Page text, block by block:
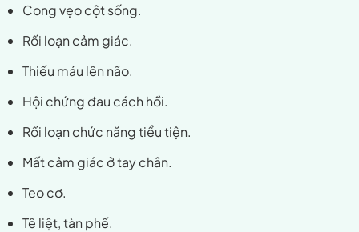
Cong vẹo cột sống.
Rối loạn cảm giác.
Thiếu máu lên não.
Hội chứng đau cách hồi.
Rối loạn chức năng tiểu tiện.
Mất cảm giác ở tay chân.
Teo cơ.
Tê liệt, tàn phế.